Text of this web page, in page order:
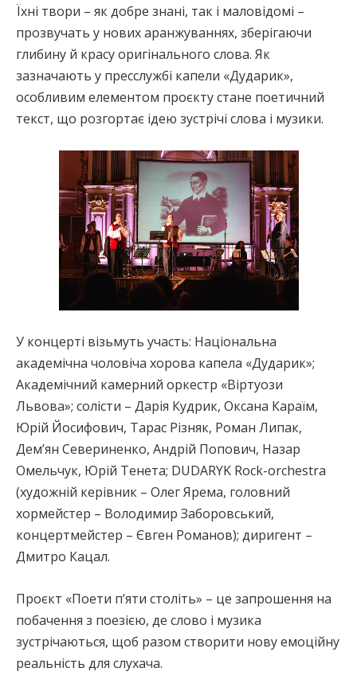
Їхні твори – як добре знані, так і маловідомі –
прозвучать у нових аранжуваннях, зберігаючи
глибину й красу оригінального слова. Як
зазначають у пресслужбі капели «Дударик»,
особливим елементом проєкту стане поетичний
текст, що розгортає ідею зустрічі слова і музики.
У концерті візьмуть участь: Національна
академічна чоловіча хорова капела «Дударик»;
Академічний камерний оркестр «Віртуози
Львова»; солісти – Дарія Кудрик, Оксана Караїм,
Юрій Йосифович, Тарас Різняк, Роман Липак,
Дем’ян Севериненко, Андрій Попович, Назар
Омельчук, Юрій Тенета; DUDARYK Rock-orchestra
(художній керівник – Олег Ярема, головний
хормейстер – Володимир Заборовський,
концертмейстер – Євген Романов); диригент –
Дмитро Кацал.
Проєкт «Поети п’яти століть» – це запрошення на
побачення з поезією, де слово і музика
зустрічаються, щоб разом створити нову емоційну
реальність для слухача.